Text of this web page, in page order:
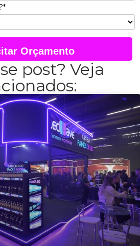
Orçamento
post? Veja